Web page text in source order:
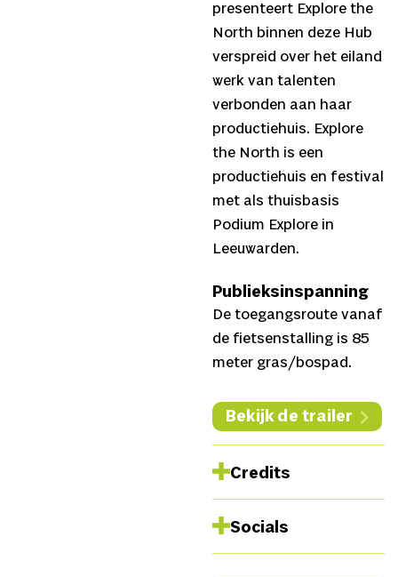
presenteert Explore the
North binnen deze Hub
verspreid over het eiland
werk van talenten
verbonden aan haar
productiehuis. Explore
the North is een
productiehuis en festival
met als thuisbasis
Podium Explore in
Leeuwarden.
Publieksinspanning
De toegangsroute vanaf
de fietsenstalling is 85
meter gras/bospad.
Bekijk de trailer
Credits
Lievens,Muziek
Ghekiere,Coaching
Socials